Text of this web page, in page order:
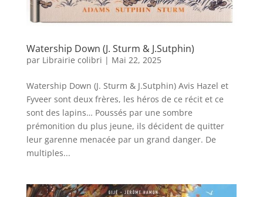
Watership Down (J. Sturm & J.Sutphin)
par Librairie colibri | Mai 22, 2025
Watership Down (J. Sturm & J.Sutphin) Avis Hazel et
Fyveer sont deux frères, les héros de ce récit et ce
sont des lapins… Poussés par une sombre
prémonition du plus jeune, ils décident de quitter
leur garenne menacée par un grand danger. De
multiples...